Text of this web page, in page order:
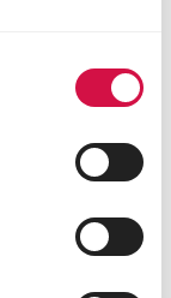
per il tuo